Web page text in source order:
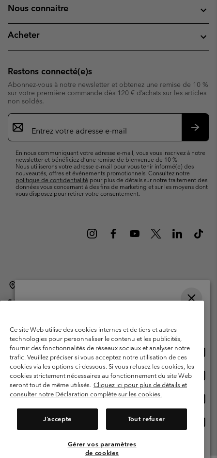
Nous connaitre
Acheter
Restons connecté(e)s
Abonnez-vous à notre newsletter et obtenez une remise de 10 %
sur votre première commande dès 120 € d’achats sur les articles
non soldés.
Inscription
par
e-
En nous communiquant votre adresse e-mail, vous vous inscrivez à notre
newsletter et bénéficiez d’une remise de bienvenue de 10 %.
Nous utiliserons votre adresse e-mail pour vous tenir informé(e) des
nouveautés, offres et événements promotionnels. Consultez notre
politique de confidentialité pour plus de détails sur notre traitement des
données vous concernant à des fins de marketing et sur les moyens dont
vous disposez pour retirer votre consentement.
©2026Columbia Sportswear International Sarl. Avenue des Morgines, 12
Garanties Légales
Politique de confidentialité
Conditions d'utilisation - Membres
Conditions D'utilisation - Contenu généré par l'utilisateur
Impressum
Cookies
Ce site Web utilise des cookies internes et de tiers et autres
technologies pour personnaliser le contenu et les publicités,
fournir des fonctionnalités de réseaux sociaux et analyser notre
trafic. Veuillez préciser si vous acceptez notre utilisation de ces
cookies via les options ci-dessous. Si vous refusez les cookies, les
cookies strictement nécessaires au fonctionnement du site Web
seront tout de même utilisés. Cliquez ici pour plus de détails et
consulter notre Déclaration complète sur les cookies.
J’accepte Tout refuser
Gérer vos paramètres
de cookies
Achats en ligne disponibles
United States
ligne
Belgium-English
ligne
Belgium-Français
ligne
Belgium-Dutch
Voir Tous Les Pays